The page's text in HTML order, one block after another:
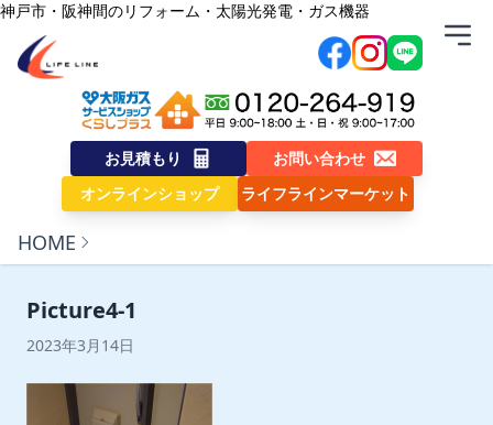
内容をスキップ
神戸市・阪神間のリフォーム・太陽光発電・ガス機器
株式会社ライフライン
お見積もり
お問い合わせ
オンラインショップ
ライフラインマーケット
HOME
Picture4-1
2023年3月14日